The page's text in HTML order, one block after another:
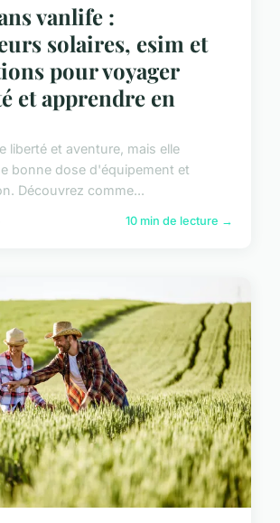
vanlife :
solaires, esim et
pour voyager
et apprendre en
liberté et aventure, mais elle
bonne dose d'équipement et
Découvrez comme...
10 min de lecture →